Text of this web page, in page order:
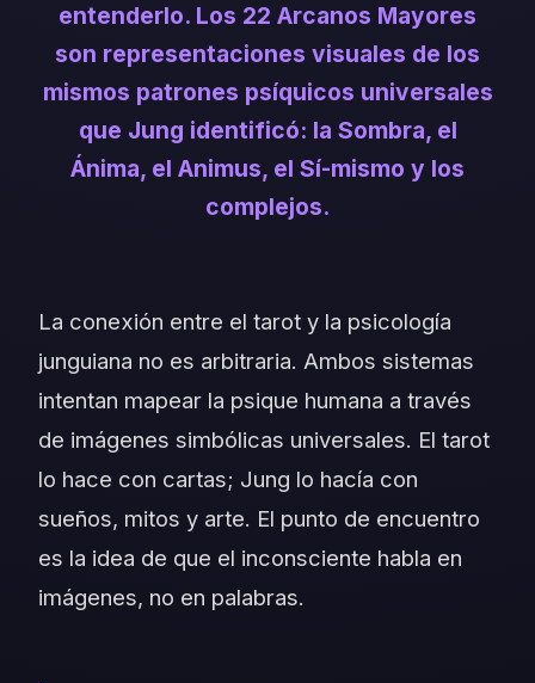
entenderlo. Los 22 Arcanos Mayores
son representaciones visuales de los
mismos patrones psíquicos universales
que Jung identificó: la Sombra, el
Ánima, el Animus, el Sí-mismo y los
complejos.
La conexión entre el tarot y la psicología
junguiana no es arbitraria. Ambos sistemas
intentan mapear la psique humana a través
de imágenes simbólicas universales. El tarot
lo hace con cartas; Jung lo hacía con
sueños, mitos y arte. El punto de encuentro
es la idea de que el inconsciente habla en
imágenes, no en palabras.